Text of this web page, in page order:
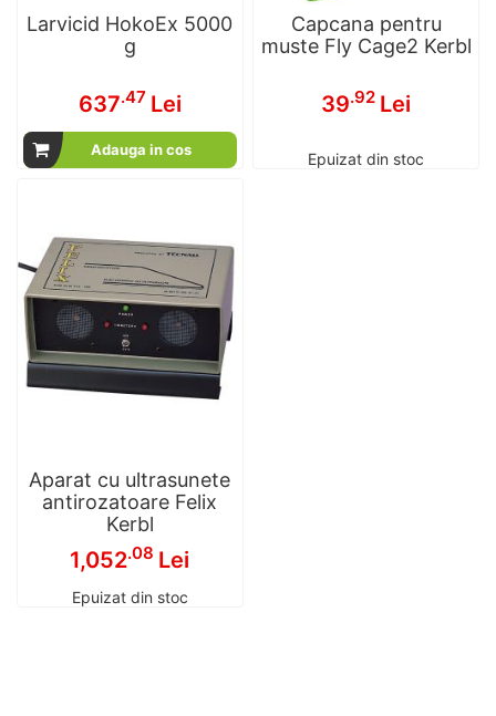
Larvicid HokoEx 5000
g
637.47 Lei
Adauga in cos
Capcana pentru
muste Fly Cage2 Kerbl
39.92 Lei
Epuizat din stoc
Aparat cu ultrasunete
antirozatoare Felix
Kerbl
1,052.08 Lei
Epuizat din stoc